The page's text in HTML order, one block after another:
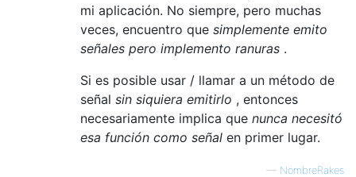
mi aplicación. No siempre, pero muchas
veces, encuentro que simplemente emito
señales pero implemento ranuras .
Si es posible usar / llamar a un método de
señal sin siquiera emitirlo , entonces
necesariamente implica que nunca necesitó
esa función como señal en primer lugar.
— NombreRakes